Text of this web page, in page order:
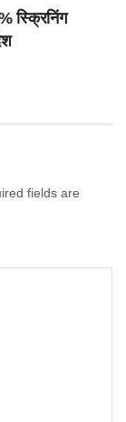
स्क्रिनिंग
fields are